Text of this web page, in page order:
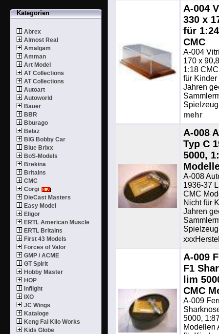
Kategorien
Abrex
Almost Real
Amalgam
Amman
Art Model
AT Collections
AT Collections
Autoart
Autoworld
Bauer
BBR
Bburago
Belaz
BIG Bobby Car
Blue Brixx
BoS-Models
Brekina
Britains
CMC
Corgi
DieCast Masters
Easy Model
Eligor
ERTL American Muscle
ERTL Britains
First 43 Models
Forces of Valor
GMP / ACME
GT Spirit
Hobby Master
HOP
Inflight
IXO
JC Wings
Kataloge
Keng Fai Kilo Works
Kids Globe
A-004
330 x
für
CMC
A-004
170 x
1:18
für Kinder
Jahren
mehr
A-008
Typ C
5000,
A-008
1936-37
CMC
Nicht für
Jahren
A-009
F1
lim
CMC
A-009
5000,
Modellen